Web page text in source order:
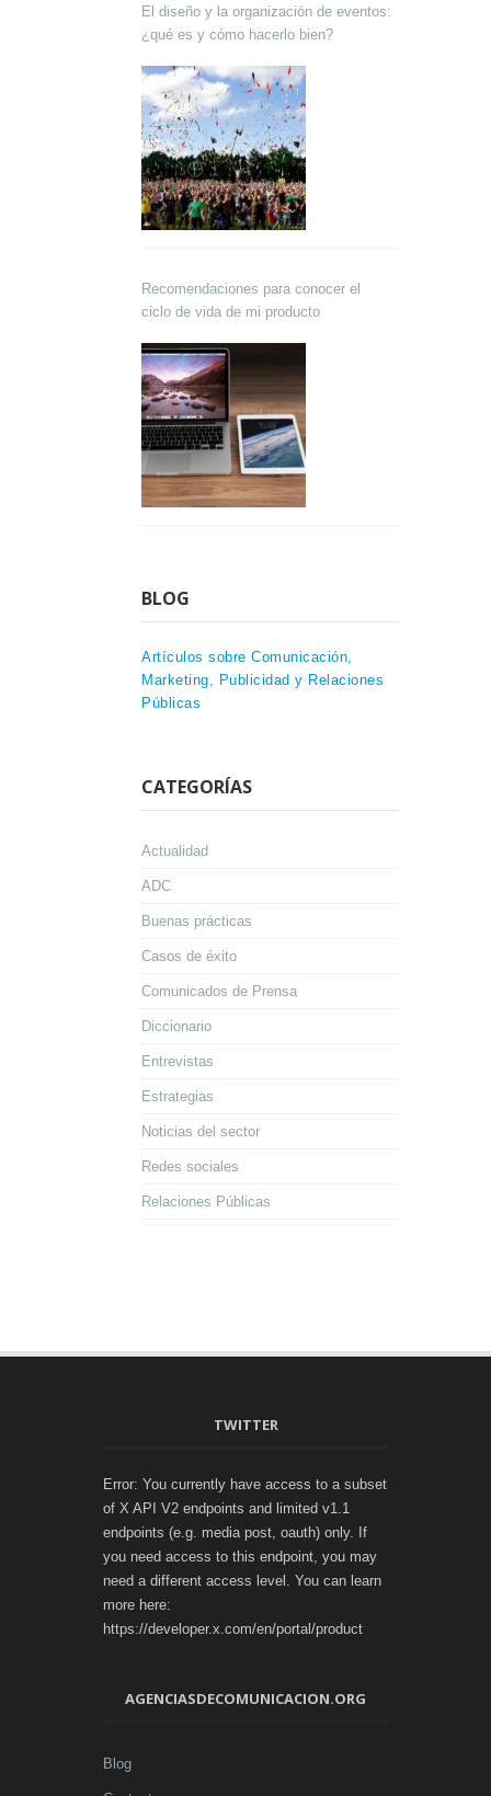
El diseño y la organización de eventos:
¿qué es y cómo hacerlo bien?
Recomendaciones para conocer el
ciclo de vida de mi producto
BLOG
Artículos sobre Comunicación,
Marketing, Publicidad y Relaciones
Públicas
CATEGORÍAS
Actualidad
ADC
Buenas prácticas
Casos de éxito
Comunicados de Prensa
Diccionario
Entrevistas
Estrategias
Noticias del sector
Redes sociales
Relaciones Públicas
TWITTER
Error: You currently have access to a subset
of X API V2 endpoints and limited v1.1
endpoints (e.g. media post, oauth) only. If
you need access to this endpoint, you may
need a different access level. You can learn
more here:
https://developer.x.com/en/portal/product
AGENCIASDECOMUNICACION.ORG
Blog